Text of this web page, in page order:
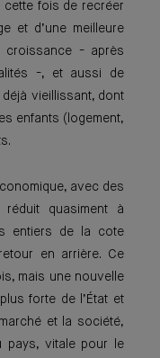
cette fois de recréer
et d’une meilleure
croissance - après
-, et aussi de
vieillissant, dont
enfants (logement,
avec des
quasiment à
entiers de la cote
en arrière. Ce
mais une nouvelle
forte de l’État et
et la société,
pays, vitale pour le